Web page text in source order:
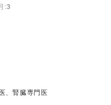
:3
、腎臓専門医